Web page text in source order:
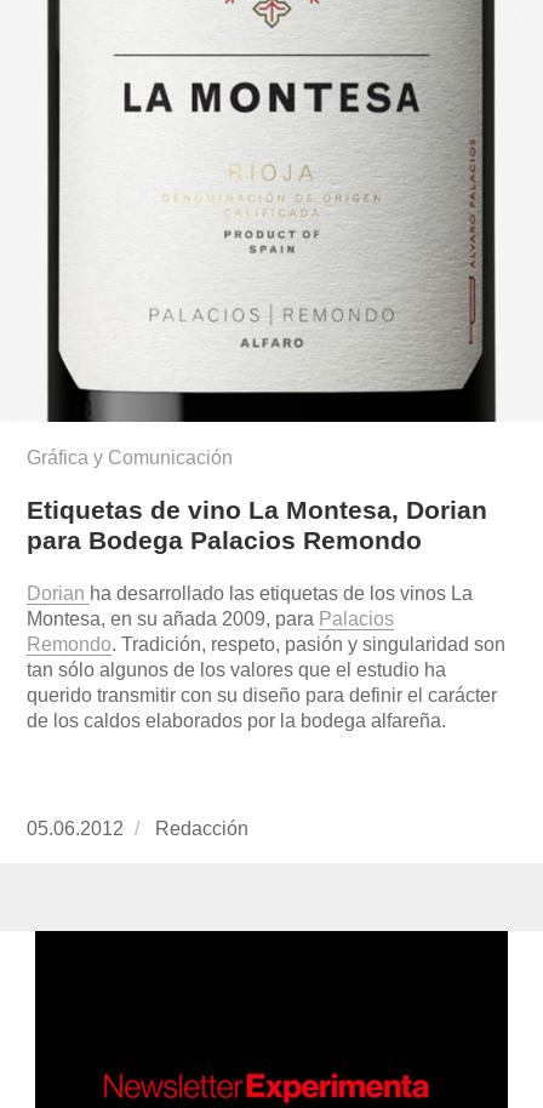
Gráfica y Comunicación
Etiquetas de vino La Montesa, Dorian
para Bodega Palacios Remondo
Dorian ha desarrollado las etiquetas de los vinos La
Montesa, en su añada 2009, para Palacios
Remondo. Tradición, respeto, pasión y singularidad son
tan sólo algunos de los valores que el estudio ha
querido transmitir con su diseño para definir el carácter
de los caldos elaborados por la bodega alfareña.
Publicado
05.06.2012 https://www.experimenta.es/author/redaccion/
Redacción